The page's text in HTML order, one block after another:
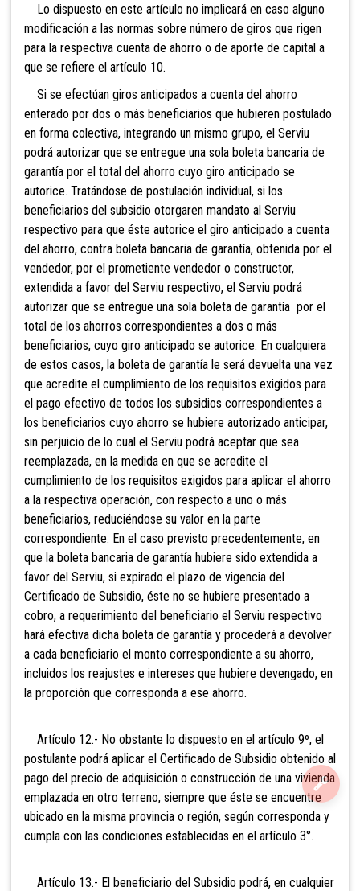
Lo dispuesto en este artículo no implicará en caso alguno
modificación a las normas sobre número de giros que rigen
para la respectiva cuenta de ahorro o de aporte de capital a
que se refiere el artículo 10.
Si se efectúan giros anticipados a cuenta del ahorro
enterado por dos o más beneficiarios que hubieren postulado
en forma colectiva, integrando un mismo grupo, el Serviu
podrá autorizar que se entregue una sola boleta bancaria de
garantía por el total del ahorro cuyo giro anticipado se
autorice. Tratándose de postulación individual, si los
beneficiarios del subsidio otorgaren mandato al Serviu
respectivo para que éste autorice el giro anticipado a cuenta
del ahorro, contra boleta bancaria de garantía, obtenida por el
vendedor, por el prometiente vendedor o constructor,
extendida a favor del Serviu respectivo, el Serviu podrá
autorizar que se entregue una sola boleta de garantía por el
total de los ahorros correspondientes a dos o más
beneficiarios, cuyo giro anticipado se autorice. En cualquiera
de estos casos, la boleta de garantía le será devuelta una vez
que acredite el cumplimiento de los requisitos exigidos para
el pago efectivo de todos los subsidios correspondientes a
los beneficiarios cuyo ahorro se hubiere autorizado anticipar,
sin perjuicio de lo cual el Serviu podrá aceptar que sea
reemplazada, en la medida en que se acredite el
cumplimiento de los requisitos exigidos para aplicar el ahorro
a la respectiva operación, con respecto a uno o más
beneficiarios, reduciéndose su valor en la parte
correspondiente. En el caso previsto precedentemente, en
que la boleta bancaria de garantía hubiere sido extendida a
favor del Serviu, si expirado el plazo de vigencia del
Certificado de Subsidio, éste no se hubiere presentado a
cobro, a requerimiento del beneficiario el Serviu respectivo
hará efectiva dicha boleta de garantía y procederá a devolver
a cada beneficiario el monto correspondiente a su ahorro,
incluidos los reajustes e intereses que hubiere devengado, en
la proporción que corresponda a ese ahorro.
Artículo 12.- No obstante lo dispuesto en el artículo 9º, el
postulante podrá aplicar el Certificado de Subsidio obtenido al
pago del precio de adquisición o construcción de una vivienda
emplazada en otro terreno, siempre que éste se encuentre
ubicado en la misma provincia o región, según corresponda y
cumpla con las condiciones establecidas en el artículo 3°.
Artículo 13.- El beneficiario del Subsidio podrá, en cualquier